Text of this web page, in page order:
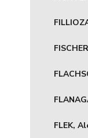
FLEK,